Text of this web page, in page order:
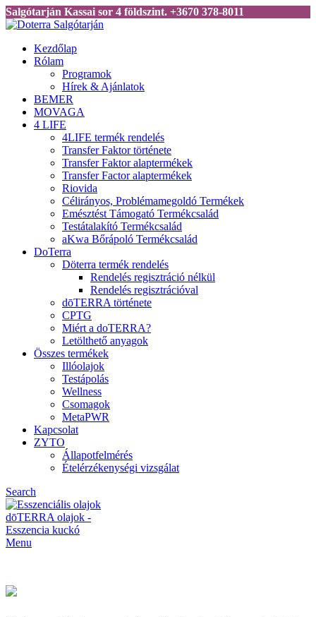
Salgótarján Kassai sor 4 földszint. +3670 378-8011
Kezdőlap
Rólam
Programok
Hírek & Ajánlatok
BEMER
MOVAGA
4 LIFE
4LIFE termék rendelés
Transfer Faktor története
Transfer Faktor alaptermékek
Transfer Factor alaptermékek
Riovida
Célirányos, Problémamegoldó Termékek
Emésztést Támogató Termékcsalád
Testátalakító Termékcsalád
aKwa Bőrápoló Termékcsalád
DoTerra
Döterra termék rendelés
Rendelés regisztráció nélkül
Rendelés regisztrációval
dōTERRA története
CPTG
Miért a doTERRA?
Letölthető anyagok
Összes termékek
Illóolajok
Testápolás
Wellness
Csomagok
MetaPWR
Kapcsolat
ZYTO
Állapotfelmérés
Ételérzékenységi vizsgálat
Search
Menu